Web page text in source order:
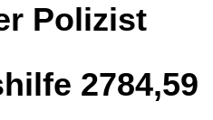
Polizist
2784,59